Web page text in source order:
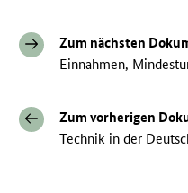
Zum nächsten
Einnahmen,
Zum vorherigen
Technik in der